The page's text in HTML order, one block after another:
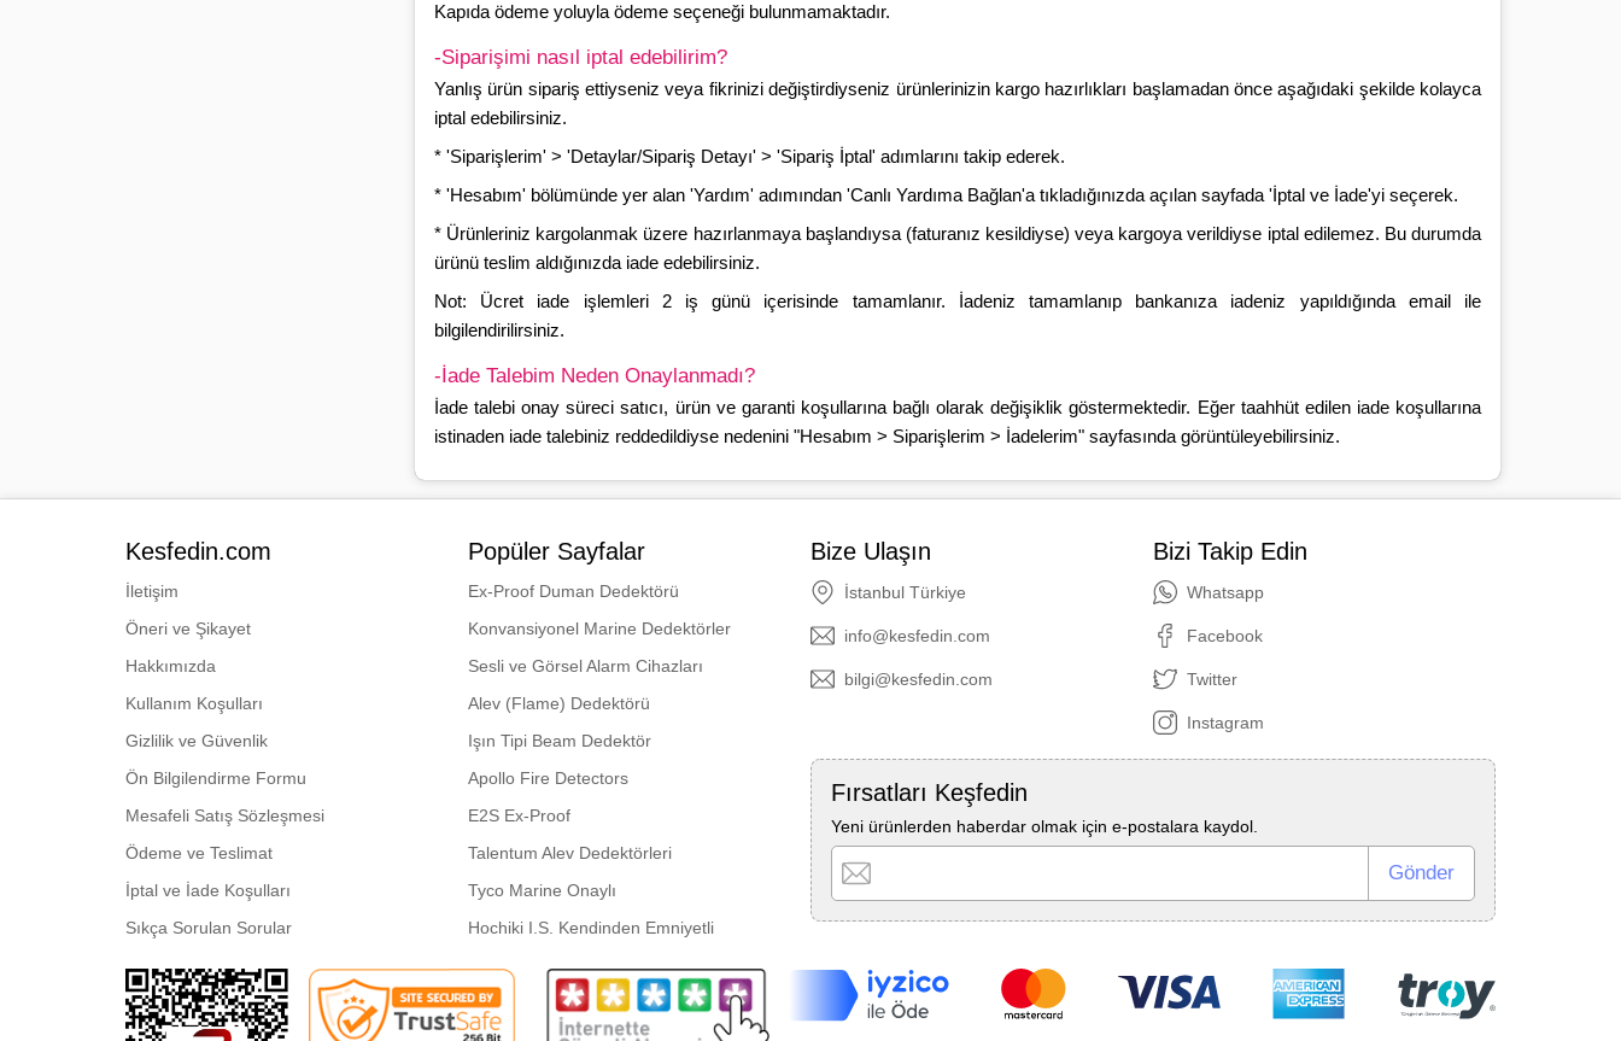
Kapıda ödeme yoluyla ödeme seçeneği bulunmamaktadır.
-Siparişimi nasıl iptal edebilirim?
Yanlış ürün sipariş ettiyseniz veya fikrinizi değiştirdiyseniz ürünlerinizin kargo hazırlıkları başlamadan önce aşağıdaki şekilde kolayca
iptal edebilirsiniz.
* 'Siparişlerim' > 'Detaylar/Sipariş Detayı' > 'Sipariş İptal' adımlarını takip ederek.
* 'Hesabım' bölümünde yer alan 'Yardım' adımından 'Canlı Yardıma Bağlan'a tıkladığınızda açılan sayfada 'İptal ve İade'yi seçerek.
* Ürünleriniz kargolanmak üzere hazırlanmaya başlandıysa (faturanız kesildiyse) veya kargoya verildiyse iptal edilemez. Bu durumda
ürünü teslim aldığınızda iade edebilirsiniz.
Not: Ücret iade işlemleri 2 iş günü içerisinde tamamlanır. İadeniz tamamlanıp bankanıza iadeniz yapıldığında email ile
bilgilendirilirsiniz.
-İade Talebim Neden Onaylanmadı?
İade talebi onay süreci satıcı, ürün ve garanti koşullarına bağlı olarak değişiklik göstermektedir. Eğer taahhüt edilen iade koşullarına
istinaden iade talebiniz reddedildiyse nedenini "Hesabım > Siparişlerim > İadelerim" sayfasında görüntüleyebilirsiniz.
Kesfedin.com
İletişim
Öneri ve Şikayet
Hakkımızda
Kullanım Koşulları
Gizlilik ve Güvenlik
Ön Bilgilendirme Formu
Mesafeli Satış Sözleşmesi
Ödeme ve Teslimat
İptal ve İade Koşulları
Sıkça Sorulan Sorular
Popüler Sayfalar
Ex-Proof Duman Dedektörü
Konvansiyonel Marine Dedektörler
Sesli ve Görsel Alarm Cihazları
Alev (Flame) Dedektörü
Işın Tipi Beam Dedektör
Apollo Fire Detectors
E2S Ex-Proof
Talentum Alev Dedektörleri
Tyco Marine Onaylı
Hochiki I.S. Kendinden Emniyetli
Bize Ulaşın
İstanbul Türkiye
info@kesfedin.com
bilgi@kesfedin.com
Bizi Takip Edin
Whatsapp
Facebook
Twitter
Instagram
Fırsatları Keşfedin
Yeni ürünlerden haberdar olmak için e-postalara kaydol.